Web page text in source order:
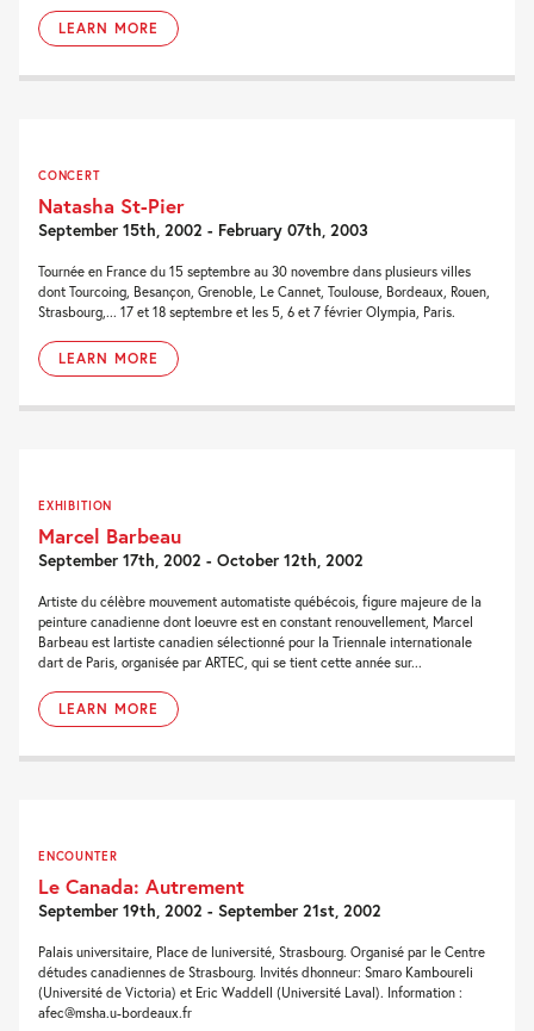
LEARN MORE
CONCERT
Natasha St-Pier
September 15th, 2002 - February 07th, 2003
Tournée en France du 15 septembre au 30 novembre dans plusieurs villes
dont Tourcoing, Besançon, Grenoble, Le Cannet, Toulouse, Bordeaux, Rouen,
Strasbourg,... 17 et 18 septembre et les 5, 6 et 7 février Olympia, Paris.
LEARN MORE
EXHIBITION
Marcel Barbeau
September 17th, 2002 - October 12th, 2002
Artiste du célèbre mouvement automatiste québécois, figure majeure de la
peinture canadienne dont loeuvre est en constant renouvellement, Marcel
Barbeau est lartiste canadien sélectionné pour la Triennale internationale
dart de Paris, organisée par ARTEC, qui se tient cette année sur...
LEARN MORE
ENCOUNTER
Le Canada: Autrement
September 19th, 2002 - September 21st, 2002
Palais universitaire, Place de luniversité, Strasbourg. Organisé par le Centre
détudes canadiennes de Strasbourg. Invités dhonneur: Smaro Kamboureli
(Université de Victoria) et Eric Waddell (Université Laval). Information :
afec@msha.u-bordeaux.fr